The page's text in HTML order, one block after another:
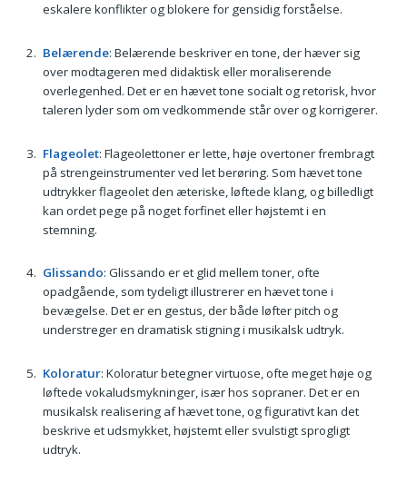
eskalere konflikter og blokere for gensidig forståelse.
Belærende: Belærende beskriver en tone, der hæver sig
over modtageren med didaktisk eller moraliserende
overlegenhed. Det er en hævet tone socialt og retorisk, hvor
taleren lyder som om vedkommende står over og korrigerer.
Flageolet: Flageolettoner er lette, høje overtoner frembragt
på strengeinstrumenter ved let berøring. Som hævet tone
udtrykker flageolet den æteriske, løftede klang, og billedligt
kan ordet pege på noget forfinet eller højstemt i en
stemning.
Glissando: Glissando er et glid mellem toner, ofte
opadgående, som tydeligt illustrerer en hævet tone i
bevægelse. Det er en gestus, der både løfter pitch og
understreger en dramatisk stigning i musikalsk udtryk.
Koloratur: Koloratur betegner virtuose, ofte meget høje og
løftede vokaludsmykninger, især hos sopraner. Det er en
musikalsk realisering af hævet tone, og figurativt kan det
beskrive et udsmykket, højstemt eller svulstigt sprogligt
udtryk.